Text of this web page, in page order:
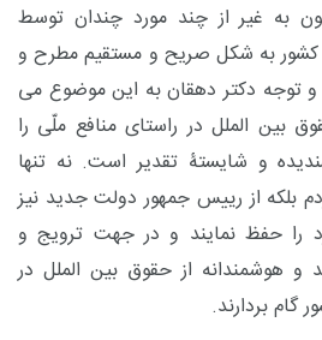
به غیر از چند مورد چندان توسط
کشور به شکل صریح و مستقیم مطرح و
و توجه دکتر دهقان به این موضوع می
بین الملل در راستای منافع ملّی را
و شایستۀ تقدیر است. نه تنها
بلکه از رییس جمهور دولت جدید نیز
را حفظ نمایند و در جهت ترویج و
و هوشمندانه از حقوق بین الملل در
گام بردارند.